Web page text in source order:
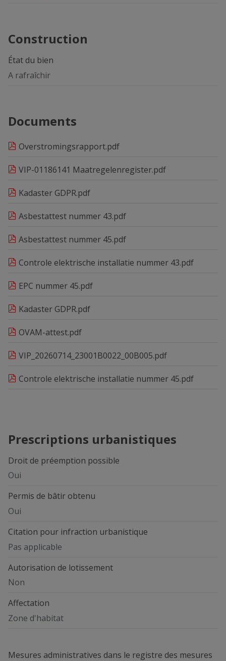
Construction
État du bien
A rafraîchir
Documents
Overstromingsrapport.pdf
VIP-01186141 Maatregelenregister.pdf
Kadaster GDPR.pdf
Asbestattest nummer 43.pdf
Asbestattest nummer 45.pdf
Controle elektrische installatie nummer 43.pdf
EPC nummer 45.pdf
Kadaster GDPR.pdf
OVAM-attest.pdf
VIP_20260714_23001B0022_00B005.pdf
Controle elektrische installatie nummer 45.pdf
Prescriptions urbanistiques
Droit de préemption possible
Oui
Permis de bâtir obtenu
Oui
Citation pour infraction urbanistique
Pas applicable
Autorisation de lotissement
Non
Affectation
Zone d'habitat
Mesures administratives dans le registre des mesures